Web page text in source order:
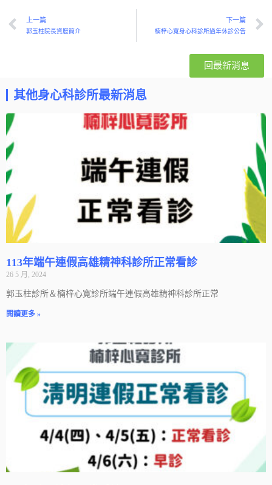
上一篇
郭玉柱院長資歷簡介
下一篇
楠梓心寬身心科診所過年休診公告
回最新消息
其他身心科診所最新消息
113年端午連假高雄精神科診所正常看診
26 5 月, 2024
郭玉柱診所＆楠梓心寬診所端午連假高雄精神科診所正常
閱讀更多 »